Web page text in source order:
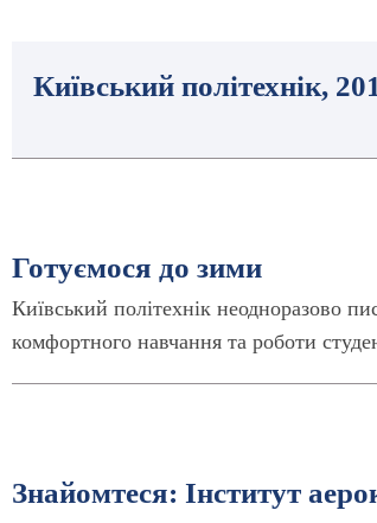
Київський політехнік,
Готуємося до зими
Київський політехнік неодноразово
комфортного навчання та роботи
Знайомтеся: Інститут